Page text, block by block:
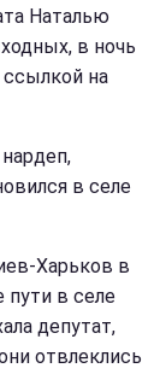
Наталью
в ночь
ссылкой на
в селе
Харьков в
пути в селе
депутат,
отвлеклись